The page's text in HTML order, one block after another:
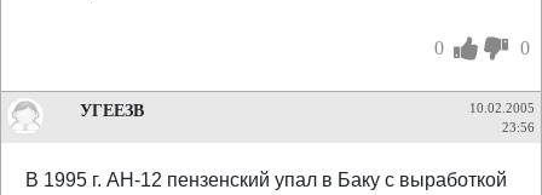
0 0
УГЕЕЗВ
10.02.2005
23:56
В 1995 г. АН-12 пензенский упал в Баку с выработкой